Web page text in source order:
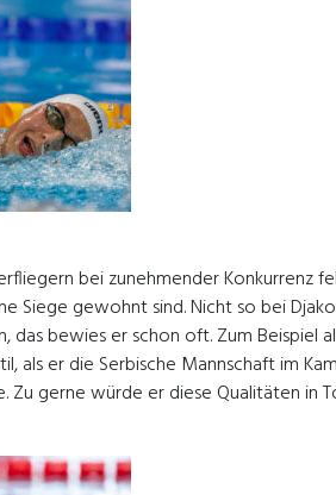
bei zunehmender Konkurrenz
Siege gewohnt sind. Nicht so bei
das bewies er schon oft. Zum Beispiel
als er die Serbische Mannschaft im
Zu gerne würde er diese Qualitäten in